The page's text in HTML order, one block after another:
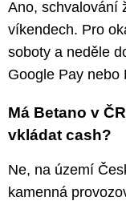
Ano, schvalování
víkendech. Pro
soboty a neděle
Google Pay nebo
Má Betano v
vkládat cash?
Ne, na území
kamenná